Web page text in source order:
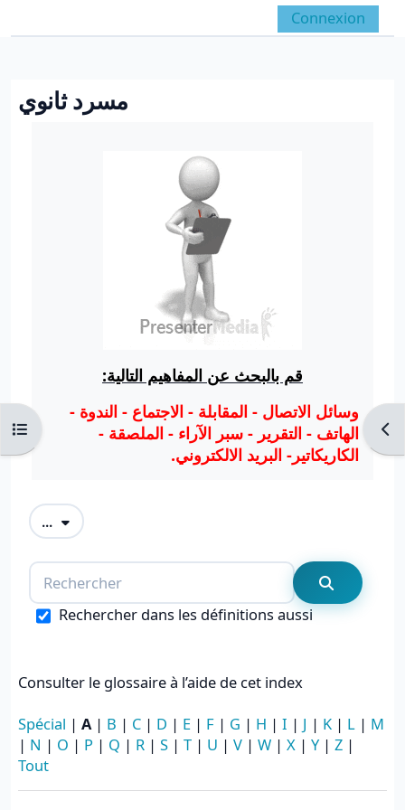
Panneau latéral
Activer/désactiver la
Connexion
Ouvrir l’index du cours
مسرد ثانوي
قم بالبحث عن المفاهيم التالية:
وسائل الاتصال - المقابلة - الاجتماع - الندوة -
الهاتف - التقرير - سبر الآراء - الملصقة -
الكاريكاتير- البريد الالكتروني.
... Exporter des articles
Rechercher
Rechercher dans les définitions aussi
Consulter le glossaire à l’aide de cet index
Spécial | A| B | C | D | E | F | G | H | I | J | K | L | M
| N | O | P | Q | R | S | T | U | V | W | X | Y| Z |
Tout